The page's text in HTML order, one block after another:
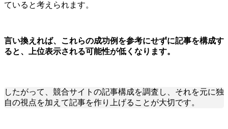
ていると考えられます。
言い換えれば、これらの成功例を参考にせずに記事を構成す
ると、上位表示される可能性が低くなります。
したがって、競合サイトの記事構成を調査し、それを元に独
自の視点を加えて記事を作り上げることが大切です。